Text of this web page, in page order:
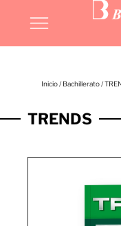
Inicio/ Bachillerato/
TRENDS